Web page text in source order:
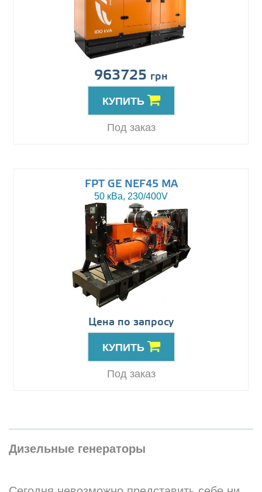
963725 грн
КУПИТЬ
Под заказ
FPT GE NEF45 MA
50 кВа, 230/400V
Цена по запросу
КУПИТЬ
Под заказ
Дизельные генераторы